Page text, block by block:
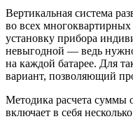
Вертикальная система
во всех многоквартирных
установку прибора
невыгодной — ведь
на каждой батарее. Для
вариант, позволяющий
Методика расчета суммы
включает в себя